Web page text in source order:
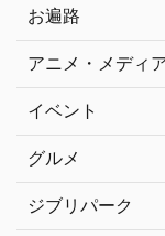
お遍路
アニメ・メディ
イベント
グルメ
ジブリパーク